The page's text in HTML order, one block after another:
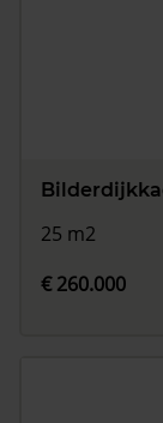
25 m2
€ 260.000